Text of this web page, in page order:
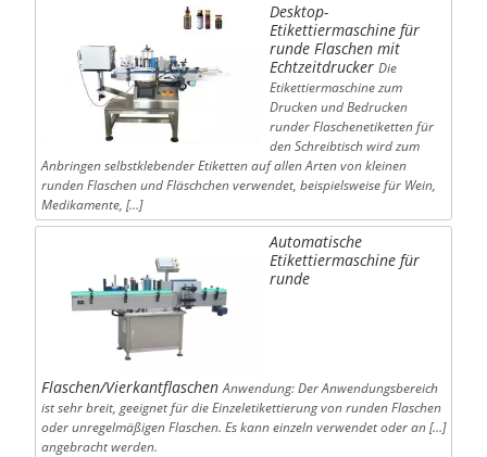
Desktop-
Etikettiermaschine für
runde Flaschen mit
Echtzeitdrucker Die
Etikettiermaschine zum
Drucken und Bedrucken
runder Flaschenetiketten für
den Schreibtisch wird zum
Anbringen selbstklebender Etiketten auf allen Arten von kleinen
runden Flaschen und Fläschchen verwendet, beispielsweise für Wein,
Medikamente, […]
Automatische
Etikettiermaschine für
runde
Flaschen/Vierkantflaschen Anwendung: Der Anwendungsbereich
ist sehr breit, geeignet für die Einzeletikettierung von runden Flaschen
oder unregelmäßigen Flaschen. Es kann einzeln verwendet oder an […]
angebracht werden.